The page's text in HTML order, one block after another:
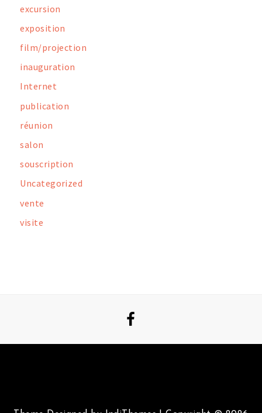
excursion
exposition
film/projection
inauguration
Internet
publication
réunion
salon
souscription
Uncategorized
vente
visite